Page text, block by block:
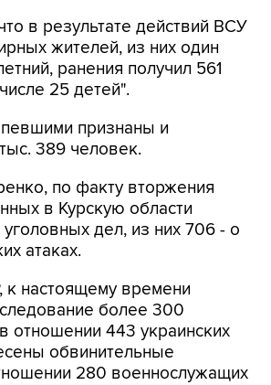
в результате действий ВСУ
жителей, из них один
ранения получил 561
25 детей".
признаны и
389 человек.
по факту вторжения
в Курскую области
дел, из них 706 - о
атаках.
настоящему времени
более 300
отношении 443 украинских
обвинительные
280 военнослужащих